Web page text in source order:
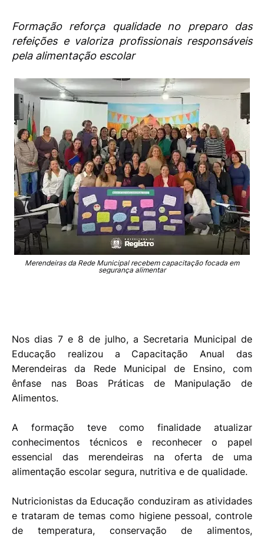
Formação reforça qualidade no preparo das
refeições e valoriza profissionais responsáveis
pela alimentação escolar
Merendeiras da Rede Municipal recebem capacitação focada em
segurança alimentar
Nos dias 7 e 8 de julho, a Secretaria Municipal de
Educação realizou a Capacitação Anual das
Merendeiras da Rede Municipal de Ensino, com
ênfase nas Boas Práticas de Manipulação de
Alimentos.
A formação teve como finalidade atualizar
conhecimentos técnicos e reconhecer o papel
essencial das merendeiras na oferta de uma
alimentação escolar segura, nutritiva e de qualidade.
Nutricionistas da Educação conduziram as atividades
e trataram de temas como higiene pessoal, controle
de temperatura, conservação de alimentos,